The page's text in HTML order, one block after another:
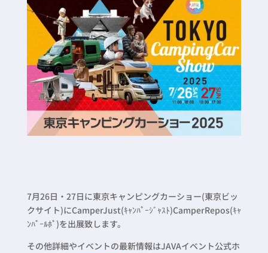
7月26日・27日に東京キャンピングカーショー(東京ビッ
クサイト)にCamperJust(ｷｬﾝﾊﾟｰｼﾞｬｽﾄ)CamperRepos(ｷｬ
ﾝﾊﾟｰﾙﾎﾟ)を出展致します。
その他詳細やイベントの最新情報はJAVAイベント公式ホ